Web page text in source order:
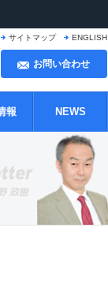
ENGLISH
サイトマップ
お問い合わせ
報 NEWS